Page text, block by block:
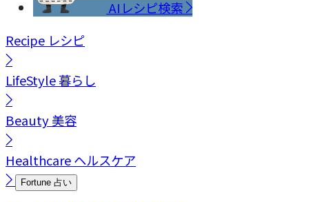
AIレシピ検索
Recipe レシピ
LifeStyle暮らし
Beauty美容
Healthcareヘルスケア
Fortune 占い